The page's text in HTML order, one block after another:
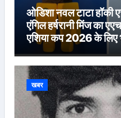
ओडिशा नवल टाटा हॉकी
एंगिल हर्षरानी मिंज का
एशिया कप 2026 के लिए
चयन
खबर